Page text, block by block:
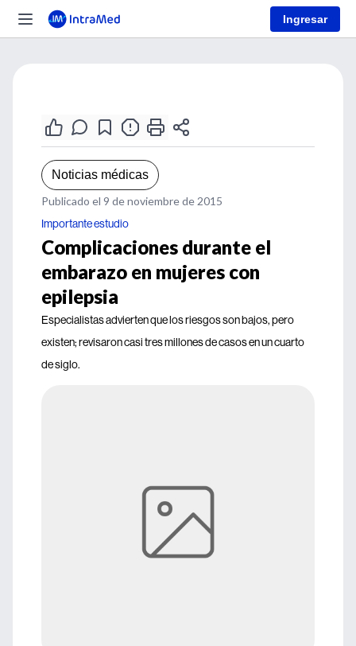
Ingresar
Noticias médicas
Publicado el 9 de noviembre de 2015
Importante estudio
Complicaciones durante el
embarazo en mujeres con
epilepsia
Especialistas advierten que los riesgos son bajos, pero
existen; revisaron casi tres millones de casos en un cuarto
de siglo.